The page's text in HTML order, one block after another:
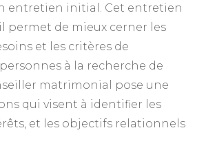
entretien initial. Cet entretien
permet de mieux cerner les
et les critères de
à la recherche de
matrimonial pose une
qui visent à identifier les
et les objectifs relationnels